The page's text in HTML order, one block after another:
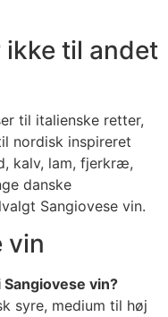
ikke til andet
til italienske retter,
nordisk inspireret
kalv, lam, fjerkræ,
danske
Sangiovese vin.
vin
vin?
syre, medium til høj